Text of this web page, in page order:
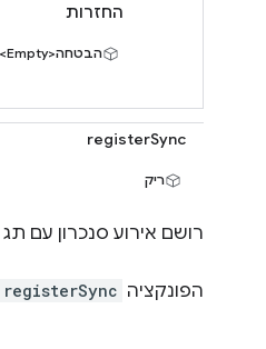
החזרות
הבטחה<Empty>
registerSync
ריק
רושם אירוע סנכרון עם תג
הפונקציה registerSync